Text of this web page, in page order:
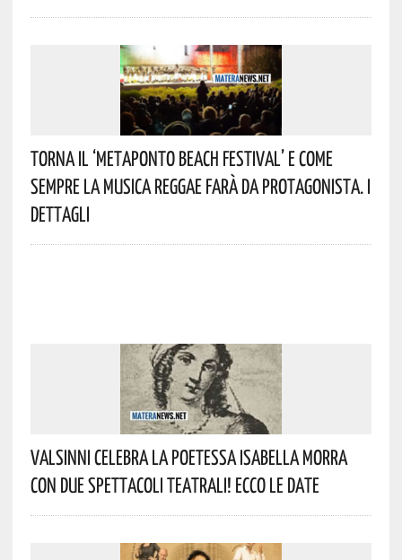
Torna Il ‘Metaponto Beach Festival’ E Come
Sempre La Musica Reggae Farà Da Protagonista. I
Dettagli
Valsinni Celebra La Poetessa Isabella Morra
Con Due Spettacoli Teatrali! Ecco Le Date